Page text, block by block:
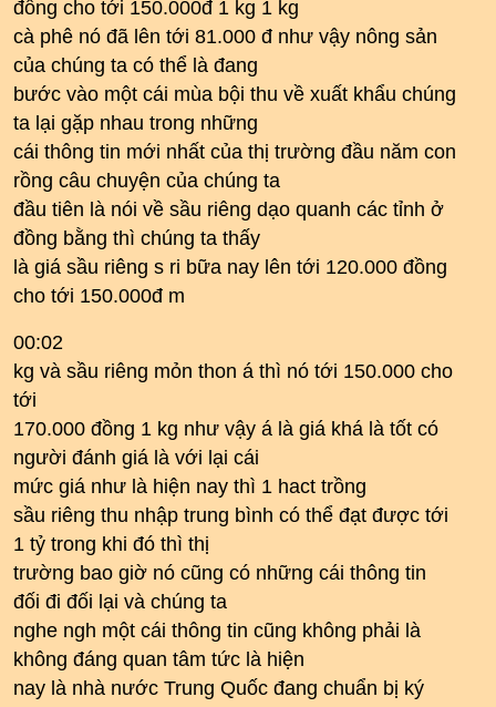
đồng cho tới 150.000đ 1 kg 1 kg
cà phê nó đã lên tới 81.000 đ như vậy nông sản
của chúng ta có thể là đang
bước vào một cái mùa bội thu về xuất khẩu chúng
ta lại gặp nhau trong những
cái thông tin mới nhất của thị trường đầu năm con
rồng câu chuyện của chúng ta
đầu tiên là nói về sầu riêng dạo quanh các tỉnh ở
đồng bằng thì chúng ta thấy
là giá sầu riêng s ri bữa nay lên tới 120.000 đồng
cho tới 150.000đ m
00:02
kg và sầu riêng mỏn thon á thì nó tới 150.000 cho
tới
170.000 đồng 1 kg như vậy á là giá khá là tốt có
người đánh giá là với lại cái
mức giá như là hiện nay thì 1 hact trồng
sầu riêng thu nhập trung bình có thể đạt được tới
1 tỷ trong khi đó thì thị
trường bao giờ nó cũng có những cái thông tin
đối đi đối lại và chúng ta
nghe ngh một cái thông tin cũng không phải là
không đáng quan tâm tức là hiện
nay là nhà nước Trung Quốc đang chuẩn bị ký